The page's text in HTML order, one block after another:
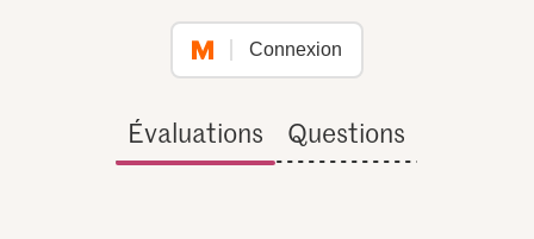
Connexion
Évaluations Questions